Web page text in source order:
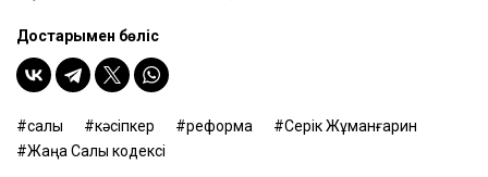
Достарыңмен бөліс
салық кәсіпкер реформа
Серік Жұманғарин
Жаңа Салық кодексі